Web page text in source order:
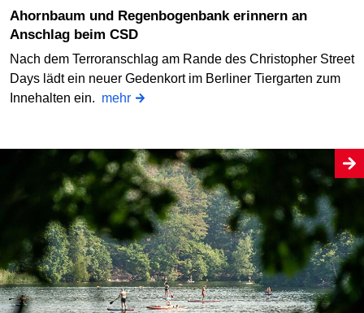
Ahornbaum und Regenbogenbank erinnern an
Anschlag beim CSD
Nach dem Terroranschlag am Rande des Christopher Street
Days lädt ein neuer Gedenkort im Berliner Tiergarten zum
Innehalten ein. mehr